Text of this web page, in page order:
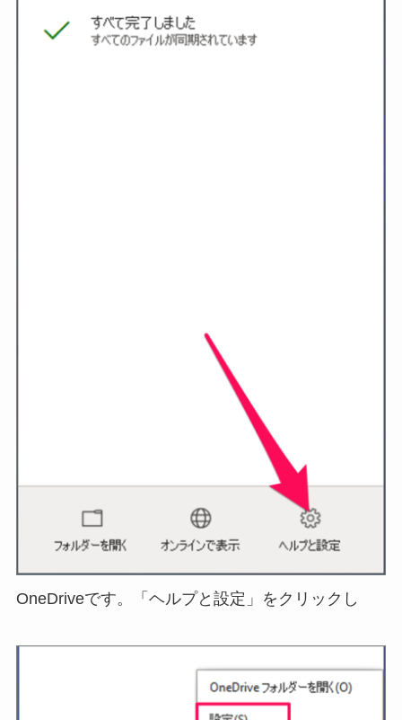
OneDriveです。「ヘルプと設定」をクリックし